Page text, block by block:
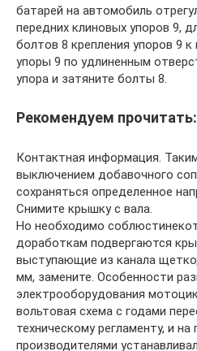
батарей на автомобиль
передних клиновых упоров 9,
болтов 8 крепления упоров 9
упоры 9 по удлиненным
упора и затяните болты 8.
Рекомендуем прочитать:
Контактная информация.
выключением добавочного
сохраняться определенное
Снимите крышку с вала.
Но необходимо
доработкам подвергаются
выступающие из канала
мм, замените. Особенности
электрооборудования
вольтовая схема с годами
техническому регламенту, и
производителями